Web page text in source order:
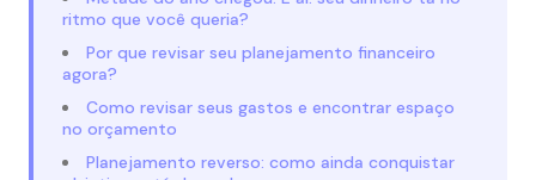
ritmo que você queria?
Por que revisar seu planejamento financeiro
agora?
Como revisar seus gastos e encontrar espaço
no orçamento
Planejamento reverso: como ainda conquistar